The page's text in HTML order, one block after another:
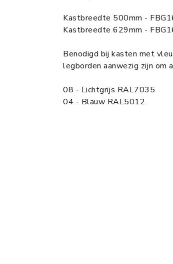
Kastbreedte 500mm -
Kastbreedte 629mm -
Benodigd bij kasten met
legborden aanwezig zijn om
08 - Lichtgrijs RAL7035
04 - Blauw RAL5012